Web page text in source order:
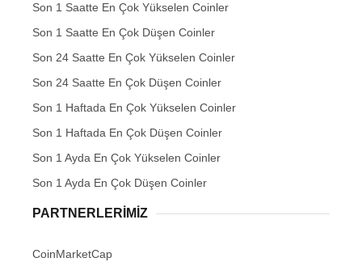
Son 1 Saatte En Çok Yükselen Coinler
Son 1 Saatte En Çok Düşen Coinler
Son 24 Saatte En Çok Yükselen Coinler
Son 24 Saatte En Çok Düşen Coinler
Son 1 Haftada En Çok Yükselen Coinler
Son 1 Haftada En Çok Düşen Coinler
Son 1 Ayda En Çok Yükselen Coinler
Son 1 Ayda En Çok Düşen Coinler
PARTNERLERIMIZ
CoinMarketCap